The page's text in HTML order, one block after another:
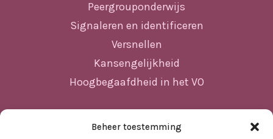
Beheer toestemming
Peergrouponderwijs
Signaleren en identificeren
Versnellen
Kansengelijkheid
Hoogbegaafdheid in het VO